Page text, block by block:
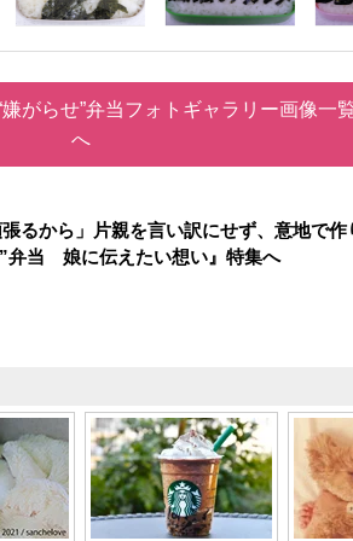
がらせ”弁当フォトギャラリー画像一
へ
るから」片親を言い訳にせず、意地で作
弁当 娘に伝えたい想い』特集へ